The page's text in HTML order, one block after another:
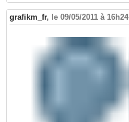
grafikm_fr, le 09/05/2011 à 16h24